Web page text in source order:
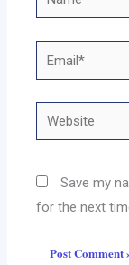
Email*
Website
Save my
for the next